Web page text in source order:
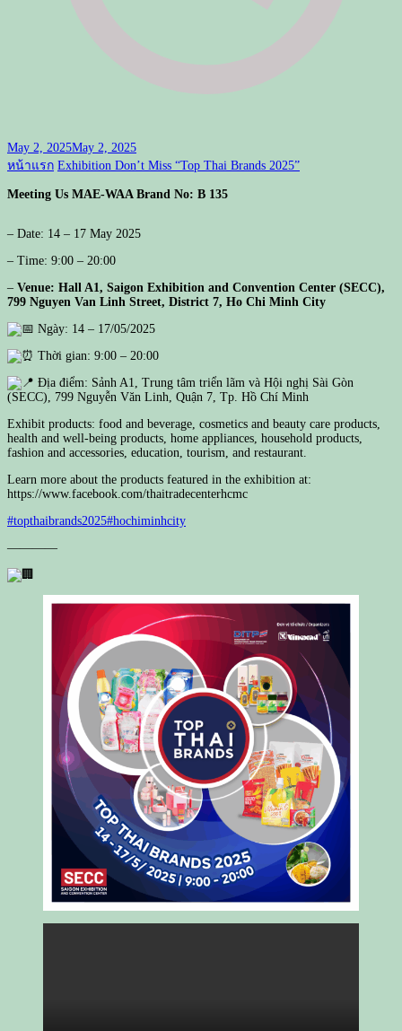
May 2, 2025May 2, 2025
หน้าแรก Exhibition Don’t Miss “Top Thai Brands 2025”
Meeting Us MAE-WAA Brand No: B 135
– Date: 14 – 17 May 2025
– Time: 9:00 – 20:00
– Venue: Hall A1, Saigon Exhibition and Convention Center (SECC),
799 Nguyen Van Linh Street, District 7, Ho Chi Minh City
Ngày: 14 – 17/05/2025
Thời gian: 9:00 – 20:00
Địa điểm: Sảnh A1, Trung tâm triển lãm và Hội nghị Sài Gòn
(SECC), 799 Nguyễn Văn Linh, Quận 7, Tp. Hồ Chí Minh
Exhibit products: food and beverage, cosmetics and beauty care products,
health and well-being products, home appliances, household products,
fashion and accessories, education, tourism, and restaurant.
Learn more about the products featured in the exhibition at:
https://www.facebook.com/thaitradecenterhcmc
#topthaibrands2025#hochiminhcity
————